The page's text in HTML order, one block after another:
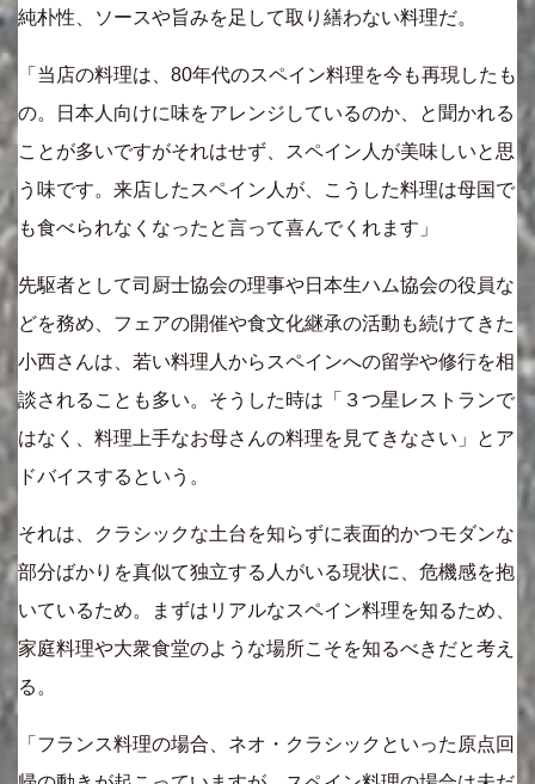
純朴性、ソースや旨みを足して取り繕わない料理だ。
「当店の料理は、80年代のスペイン料理を今も再現したも
の。日本人向けに味をアレンジしているのか、と聞かれる
ことが多いですがそれはせず、スペイン人が美味しいと思
う味です。来店したスペイン人が、こうした料理は母国で
も食べられなくなったと言って喜んでくれます」
先駆者として司厨士協会の理事や日本生ハム協会の役員な
どを務め、フェアの開催や食文化継承の活動も続けてきた
小西さんは、若い料理人からスペインへの留学や修行を相
談されることも多い。そうした時は「３つ星レストランで
はなく、料理上手なお母さんの料理を見てきなさい」とア
ドバイスするという。
それは、クラシックな土台を知らずに表面的かつモダンな
部分ばかりを真似て独立する人がいる現状に、危機感を抱
いているため。まずはリアルなスペイン料理を知るため、
家庭料理や大衆食堂のような場所こそを知るべきだと考え
る。
「フランス料理の場合、ネオ・クラシックといった原点回